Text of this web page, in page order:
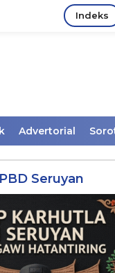
Indeks
Advertorial
Seruyan